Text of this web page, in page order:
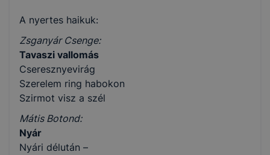
A nyertes haikuk:
Zsganyár Csenge:
Tavaszi vallomás
Cseresznyevirág
Szerelem ring habokon
Szirmot visz a szél
Mátis Botond:
Nyár
Nyári délután –